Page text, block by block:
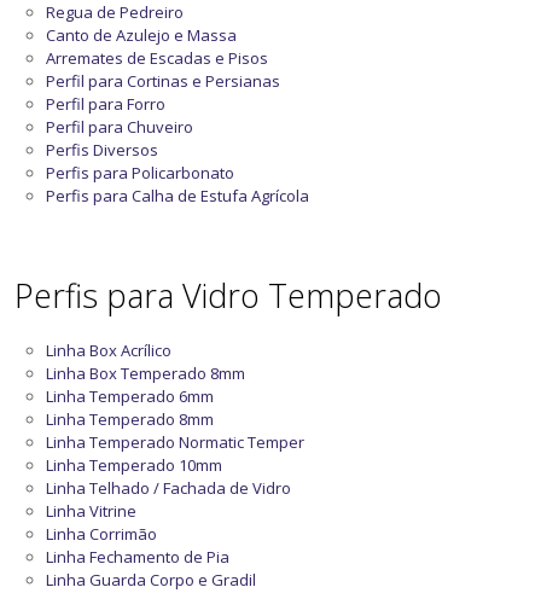
Regua de Pedreiro
Canto de Azulejo e Massa
Arremates de Escadas e Pisos
Perfil para Cortinas e Persianas
Perfil para Forro
Perfil para Chuveiro
Perfis Diversos
Perfis para Policarbonato
Perfis para Calha de Estufa Agrícola
Perfis para Vidro Temperado
Linha Box Acrílico
Linha Box Temperado 8mm
Linha Temperado 6mm
Linha Temperado 8mm
Linha Temperado Normatic Temper
Linha Temperado 10mm
Linha Telhado / Fachada de Vidro
Linha Vitrine
Linha Corrimão
Linha Fechamento de Pia
Linha Guarda Corpo e Gradil